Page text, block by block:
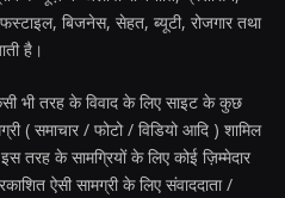
बिजनेस, सेहत, ब्यूटी, रोजगार तथा
है।
भी तरह के विवाद के लिए साइट के कुछ
( समाचार / फोटो / विडियो आदि ) शामिल
तरह के सामग्रियों के लिए कोई ज़िम्मेदार
ऐसी सामग्री के लिए संवाददाता /